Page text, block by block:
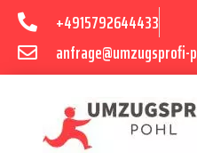
+4915792644433
anfrage@umzugsprofi-